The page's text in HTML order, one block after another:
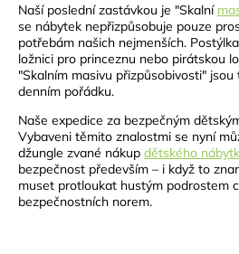
Naší poslední zastávkou je "Skalní
se nábytek nepřizpůsobuje pouze
potřebám našich nejmenších.
ložnici pro princeznu nebo pirátskou
"Skalním masivu přizpůsobivosti"
denním pořádku.
Naše expedice za bezpečným
Vybaveni těmito znalostmi se nyní
džungle zvané nákup dětského
bezpečnost především – i když to
muset protloukat hustým podrostem
bezpečnostních norem.